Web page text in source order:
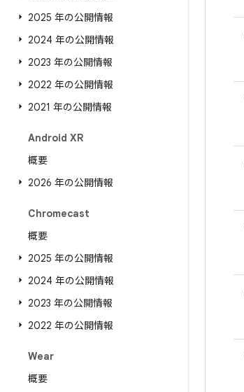
2025 年の公開情報
2024 年の公開情報
2023 年の公開情報
2022 年の公開情報
2021 年の公開情報
Android XR
概要
2026 年の公開情報
Chromecast
概要
2025 年の公開情報
2024 年の公開情報
2023 年の公開情報
2022 年の公開情報
Wear
概要